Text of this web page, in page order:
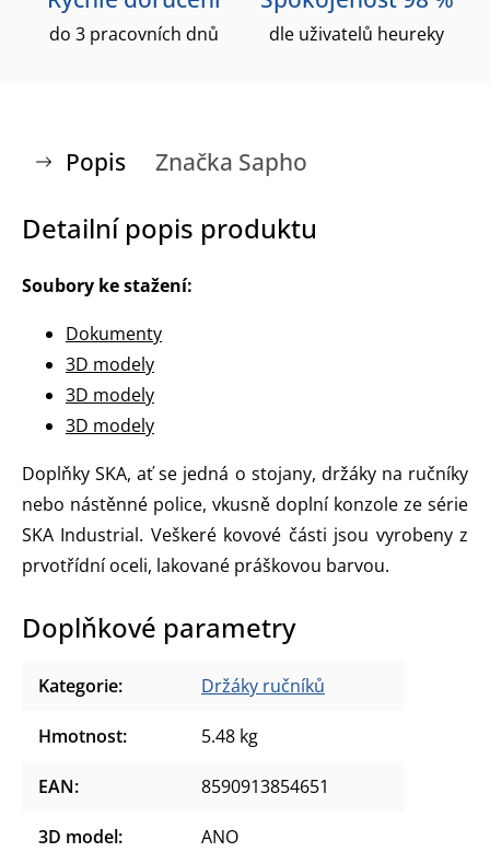
do 3 pracovních dnů dle uživatelů heureky
Popis Značka Sapho
Detailní popis produktu
Soubory ke stažení:
Dokumenty
3D modely
3D modely
3D modely
Doplňky SKA, ať se jedná o stojany, držáky na ručníky
nebo nástěnné police, vkusně doplní konzole ze série
SKA Industrial. Veškeré kovové části jsou vyrobeny z
prvotřídní oceli, lakované práškovou barvou.
Doplňkové parametry
Kategorie: Držáky ručníků
Hmotnost: 5.48 kg
EAN: 8590913854651
3D model: ANO